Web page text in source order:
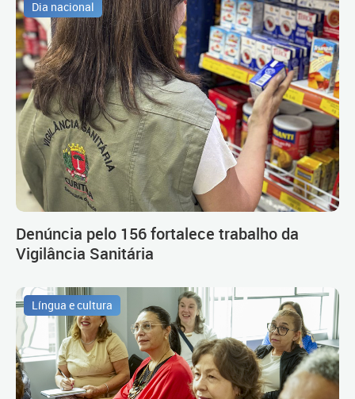
Dia nacional
Denúncia pelo 156 fortalece trabalho da
Vigilância Sanitária
Língua e cultura